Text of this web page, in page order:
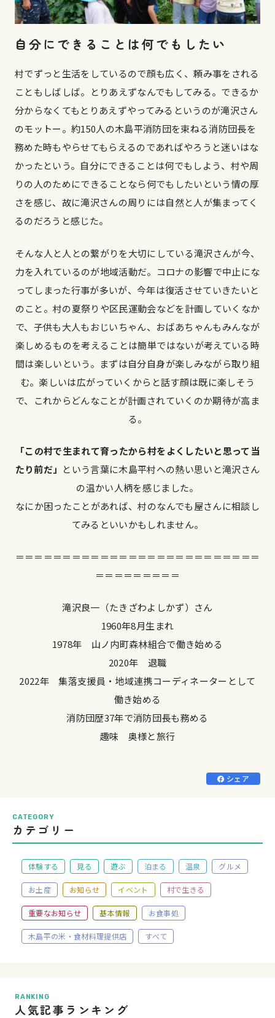
自分にできることは何でもしたい
村でずっと生活をしているので顔も広く、頼み事をされる
こともしばしば。とりあえずなんでもしてみる。できるか
分からなくてもとりあえずやってみるというのが滝沢さん
のモットー。約150人の木島平消防団を束ねる消防団長を
務めた時もやらせてもらえるのであればやろうと迷いはな
かったという。自分にできることは何でもしよう、村や周
りの人のためにできることなら何でもしたいという情の厚
さを感じ、故に滝沢さんの周りには自然と人が集まってく
るのだろうと感じた。
そんな人と人との繋がりを大切にしている滝沢さんが今、
力を入れているのが地域活動だ。コロナの影響で中止にな
ってしまった行事が多いが、今年は復活させていきたいと
のこと。村の夏祭りや区民運動会などを計画していくなか
で、子供も大人もおじいちゃん、おばあちゃんもみんなが
楽しめるものを考えることは簡単ではないが考えている時
間は楽しいという。まずは自分自身が楽しみながら取り組
む。楽しいは広がっていくからと話す顔は既に楽しそう
で、これからどんなことが計画されていくのか期待が高ま
る。
「この村で生まれて育ったから村をよくしたいと思って当
たり前だ」 という言葉に木島平村への熱い思いと滝沢さん
の温かい人柄を感じました。
なにか困ったことがあれば、村のなんでも屋さんに相談し
てみるといいかもしれません。
＝＝＝＝＝＝＝＝＝＝＝＝＝＝＝＝＝＝＝＝＝＝＝＝＝＝
＝＝＝＝＝＝＝＝＝
滝沢良一（たきざわよしかず）さん
1960年8月生まれ
1978年 山ノ内町森林組合で働き始める
2020年 退職
2022年 集落支援員・地域連携コーディネーターとして
働き始める
消防団歴37年で消防団長も務める
趣味 奥様と旅行
シェア
CATEGORY
カテゴリー
体験する 見る 遊ぶ 泊まる 温泉 グルメ
お土産 お知らせ イベント 村で生きる
重要なお知らせ 基本情報 お食事処
木島平の米・食材料理提供店 すべて
RANKING
人気記事ランキング